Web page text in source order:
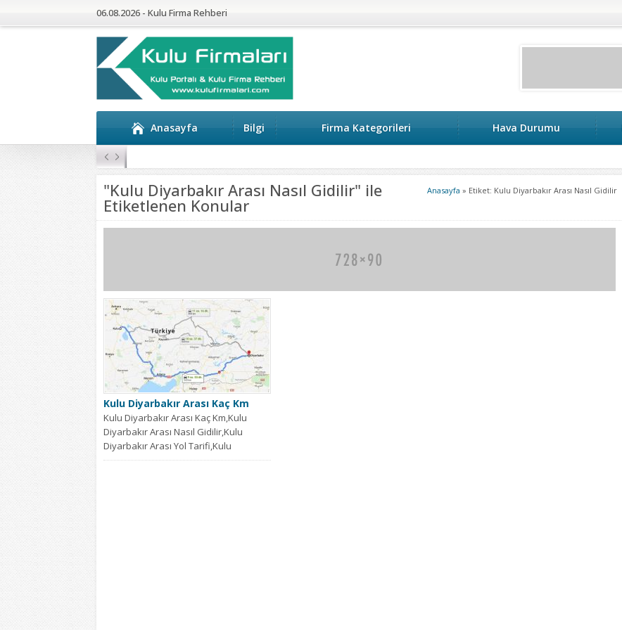
06.08.2026 - Kulu Firma Rehberi
Anasayfa Bilgi Firma Kategorileri Hava Durumu
Anasayfa » Etiket: Kulu Diyarbakır Arası Nasıl Gidilir
"Kulu Diyarbakır Arası Nasıl Gidilir" ile
Etiketlenen Konular
Kulu Diyarbakır Arası Kaç Km
Kulu Diyarbakır Arası Kaç Km,Kulu
Diyarbakır Arası Nasıl Gidilir,Kulu
Diyarbakır Arası Yol Tarifi,Kulu
Diyarbakır Arası...